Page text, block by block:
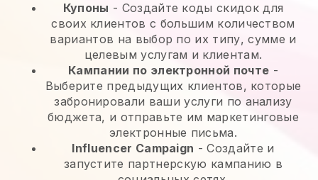
Купоны - Создайте коды скидок для
своих клиентов с большим количеством
вариантов на выбор по их типу, сумме и
целевым услугам и клиентам.
Кампании по электронной почте -
Выберите предыдущих клиентов, которые
забронировали ваши услуги по анализу
бюджета, и отправьте им маркетинговые
электронные письма.
Influencer Campaign - Создайте и
запустите партнерскую кампанию в